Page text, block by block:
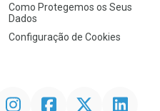
Como Protegemos os Seus
Dados
Configuração de Cookies
InstagramFacebook Linkedin